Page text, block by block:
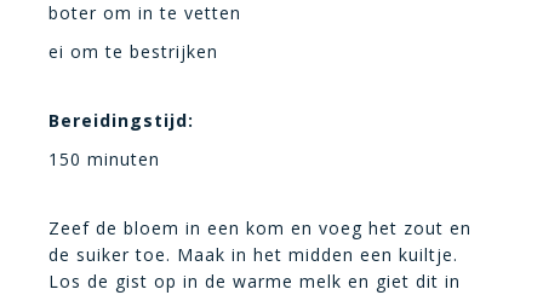
boter om in te vetten
ei om te bestrijken
Bereidingstijd:
150 minuten
Zeef de bloem in een kom en voeg het zout en
de suiker toe. Maak in het midden een kuiltje.
Los de gist op in de warme melk en giet dit in